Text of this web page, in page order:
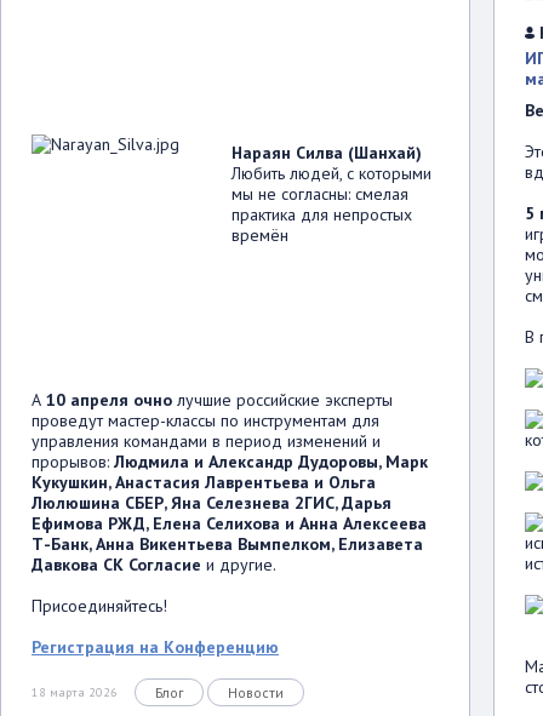
Нараян Силва (Шанхай)
Любить людей, с которыми
мы не согласны: смелая
практика для непростых
времён
А 10 апреля очно лучшие российские эксперты
проведут мастер-классы по инструментам для
управления командами в период изменений и
прорывов:Людмила и Александр Дудоровы, Марк
Кукушкин, Анастасия Лаврентьева и Ольга
Люлюшина СБЕР, Яна Селезнева 2ГИС, Дарья
Ефимова РЖД, Елена Селихова и Анна Алексеева
Т-Банк, Анна Викентьева Вымпелком, Елизавета
Давкова СК Согласие и другие.
Присоединяйтесь!
Регистрация на Конференцию
18 марта 2026 Блог Новости
5
В